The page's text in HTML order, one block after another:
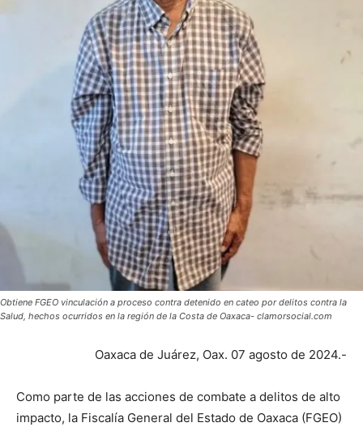
Obtiene FGEO vinculación a proceso contra detenido en cateo por delitos contra la
Salud, hechos ocurridos en la región de la Costa de Oaxaca- clamorsocial.com
Oaxaca de Juárez, Oax. 07 agosto de 2024.-
Como parte de las acciones de combate a delitos de alto
impacto, la Fiscalía General del Estado de Oaxaca (FGEO)